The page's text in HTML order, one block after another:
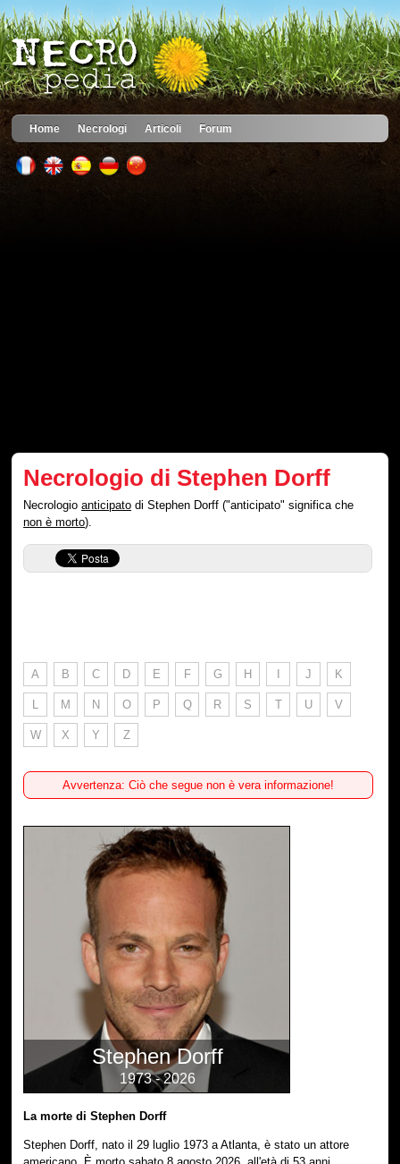
Home Necrologi Articoli Forum
Necrologio di Stephen Dorff
Necrologioanticipato di Stephen Dorff ("anticipato" significa che
non è morto).
A B C D E F G H I J K
L M N O P Q R S T U V
W X Y Z
Avvertenza: Ciò che segue non è vera informazione!
Stephen Dorff
1973 - 2026
La morte di Stephen Dorff
Stephen Dorff, nato il 29 luglio 1973 a Atlanta, è stato un attore